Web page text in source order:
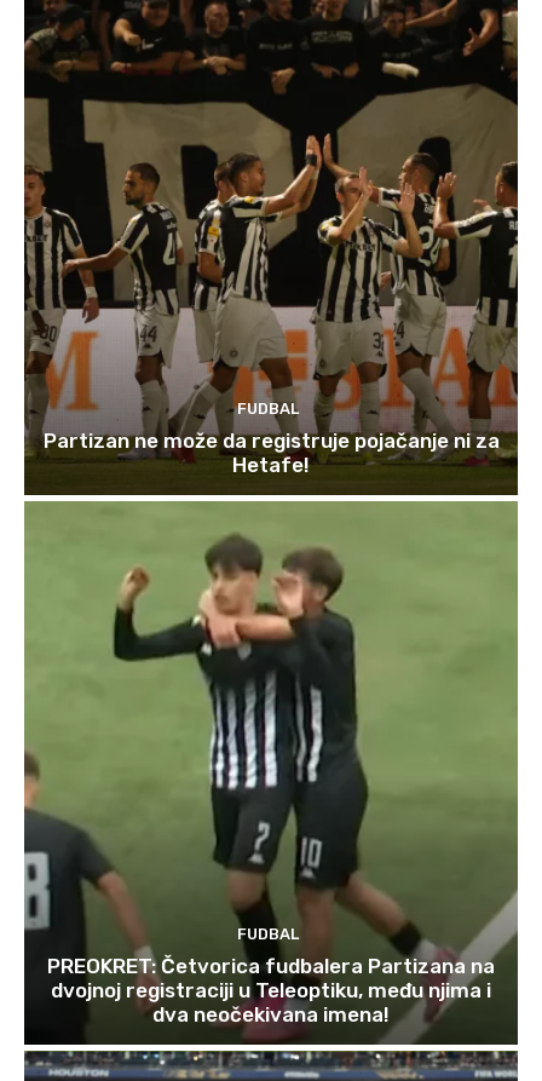
FUDBAL
Partizan ne može da registruje pojačanje ni za
Hetafe!
FUDBAL
PREOKRET: Četvorica fudbalera Partizana na
dvojnoj registraciji u Teleoptiku, među njima i
dva neočekivana imena!